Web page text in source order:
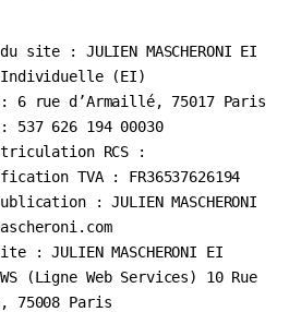
site : JULIEN MASCHERONI EI
(EI)
6 rue d’Armaillé, 75017 Paris
: 537 626 194 00030
RCS :
TVA : FR36537626194
: JULIEN MASCHERONI
: JULIEN MASCHERONI EI
(Ligne Web Services) 10 Rue
75008 Paris